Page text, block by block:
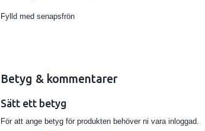
Fylld med senapsfrön
Betyg & kommentarer
Sätt ett betyg
För att ange betyg för produkten behöver ni vara inloggad.